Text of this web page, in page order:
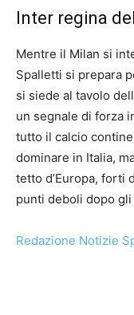
Inter regina
Mentre il Milan si
Spalletti si prepara
si siede al tavolo
un segnale di forza
tutto il calcio
dominare in Italia,
tetto d’Europa, forti
punti deboli dopo
Redazione Notizie